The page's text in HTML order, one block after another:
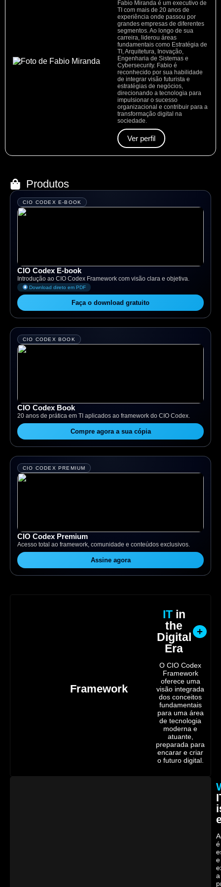
Fabio Miranda é um executivo de
TI com mais de 20 anos de
experiência onde passou por
grandes empresas de diferentes
segmentos. Ao longo de sua
carreira, liderou áreas
fundamentais como Estratégia de
TI, Arquitetura, Inovação,
Engenharia de Sistemas e
Cybersecurity. Fabio é
reconhecido por sua habilidade
de integrar visão futurista e
estratégias de negócios,
direcionando a tecnologia para
impulsionar o sucesso
organizacional e contribuir para a
transformação digital na
sociedade.
Ver perfil
Produtos
CIO CODEX E-BOOK
CIO Codex E-book
Introdução ao CIO Codex Framework com visão clara e objetiva.
Download direto em PDF
Faça o download gratuito
CIO CODEX BOOK
CIO Codex Book
20 anos de prática em TI aplicados ao framework do CIO Codex.
Compre agora a sua cópia
CIO CODEX PREMIUM
CIO Codex Premium
Acesso total ao framework, comunidade e conteúdos exclusivos.
Assine agora
Framework
ITin
the
Digital
Era
O CIO Codex
Framework
oferece uma
visão integrada
dos conceitos
fundamentais
para uma área
de tecnologia
moderna e
atuante,
preparada para
encarar e criar
o futuro digital.
é
e
a